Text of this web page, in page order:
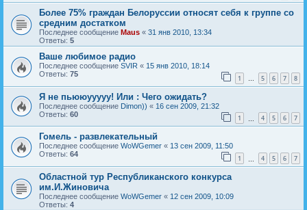
Более 75% граждан Белоруссии относят себя к группе со
средним достатком
Последнее сообщение Maus « 31 янв 2010, 13:34
Ответы: 5
Ваше любимое радио
Последнее сообщение SVIR « 15 янв 2010, 18:14
Ответы: 75 1 … 5 6 7 8
Я не пьююууууу! Или : Чего ожидать?
Последнее сообщение Dimon)) « 16 сен 2009, 21:32
Ответы: 60 1 4 5 6 7
Гомель - развлекательный
Последнее сообщение WoWGemer « 13 сен 2009, 11:50
Ответы: 64 1 4 5 6 7
Областной тур Республиканского конкурса
им.И.Жиновича
Последнее сообщение WoWGemer « 12 сен 2009, 10:09
Ответы: 4